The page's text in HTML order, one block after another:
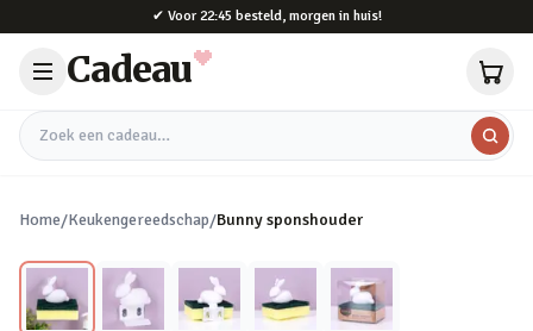
✔ Voor 22:45 besteld, morgen in huis!
Cadeau
Zoek een cadeau
Home/Keukengereedschap/Bunny sponshouder